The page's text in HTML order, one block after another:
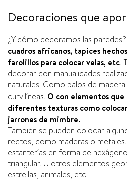
Decoraciones que
¿Y cómo decoramos las paredes?
cuadros africanos, tapices
farolillos para colocar velas, etc.
decorar con manualidades
naturales. Como palos de
curvilí­neas. O con elementos
diferentes texturas como
jarrones de mimbre.
También se pueden colocar
rectos, como maderas o
estanterí­as en forma de
triangular. U otros elementos
estrellas, animales, etc.